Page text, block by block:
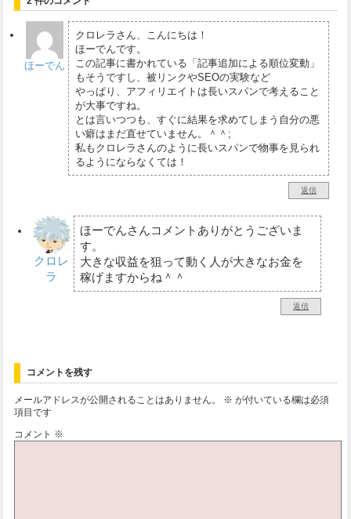
ほーでん
クロレラさん、こんにちは！
ほーでんです。
この記事に書かれている「記事追加による順位変動」
もそうですし、被リンクやSEOの実験など
やっぱり、アフィリエイトは長いスパンで考えること
が大事ですね。
とは言いつつも、すぐに結果を求めてしまう自分の悪
い癖はまだ直せていません。＾＾;
私もクロレラさんのように長いスパンで物事を見られ
るようにならなくては！
返信
クロレ
ラ
ほーでんさんコメントありがとうございま
す。
大きな収益を狙って動く人が大きなお金を
稼げますからね＾＾
返信
コメントを残す
メールアドレスが公開されることはありません。 ※ が付いている欄は必須
項目です
コメント ※